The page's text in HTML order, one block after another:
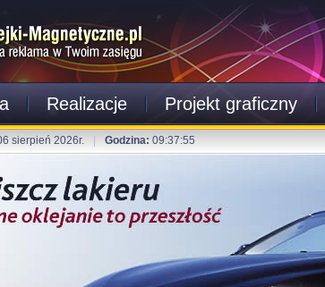
Realizacje Projekt graficzny
sierpień 2026r. Godzina: 09:37:56